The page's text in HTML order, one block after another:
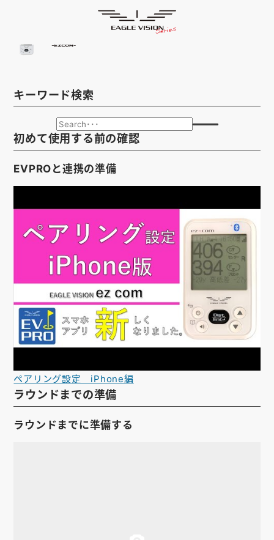
ゴルフナビ
ピンポジ君PIN POSITION
対応コースCOURSE
EVステーション
サポートSUPPORT
購入する
お知らせ
会社概要
お問い合わせ
公式オンラインショップ
使用方法
キーワード検索
初めて使用する前の確認
EVPROと連携の準備
ペアリング設定 iPhone編
ラウンドまでの準備
ラウンドまでに準備する